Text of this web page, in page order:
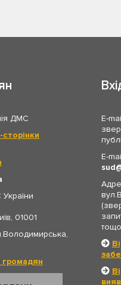
ДМС
сторінки
01001
громадян
E-
E-
sud